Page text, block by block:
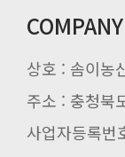
상호 : 솜이농
주소 : 충청북
사업자등록